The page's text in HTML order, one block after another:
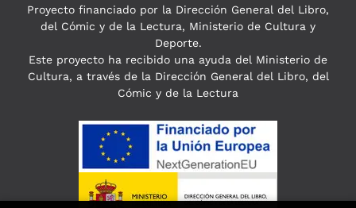
Proyecto financiado por la Dirección General del Libro,
del Cómic y de la Lectura, Ministerio de Cultura y
Deporte.
Este proyecto ha recibido una ayuda del Ministerio de
Cultura, a través de la Dirección General del Libro, del
Cómic y de la Lectura